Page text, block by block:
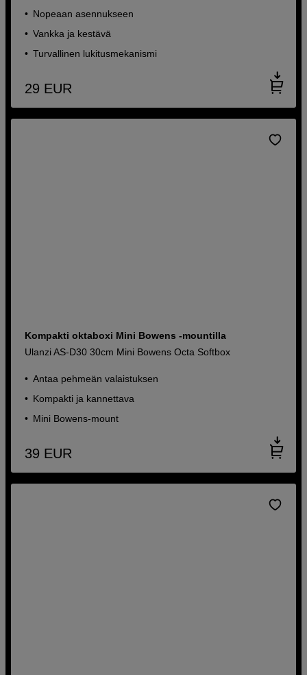
Nopeaan asennukseen
Vankka ja kestävä
Turvallinen lukitusmekanismi
29 EUR
Kompakti oktaboxi Mini Bowens -mountilla
Ulanzi AS-D30 30cm Mini Bowens Octa Softbox
Antaa pehmeän valaistuksen
Kompakti ja kannettava
Mini Bowens-mount
39 EUR